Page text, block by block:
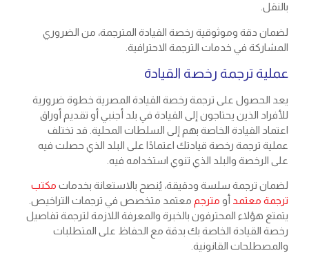
بالنقل.
لضمان دقة وموثوقية رخصة القيادة المترجمة، من الضروري
المشاركة في خدمات الترجمة الاحترافية.
عملية ترجمة رخصة القيادة
يعد الحصول على ترجمة رخصة القيادة المصرية خطوة ضرورية
للأفراد الذين يحتاجون إلى القيادة في بلد أجنبي أو تقديم أوراق
اعتماد القيادة الخاصة بهم إلى السلطات المحلية. قد تختلف
عملية ترجمة رخصة قيادتك اعتمادًا على البلد الذي حصلت فيه
على الرخصة والبلد الذي تنوي استخدامه فيه.
لضمان ترجمة سلسة ودقيقة، يُنصح بالاستعانة بخدمات مكتب
ترجمة معتمد أو مترجم معتمد متخصص في ترجمات التراخيص.
يتمتع هؤلاء المحترفون بالخبرة والمعرفة اللازمة لترجمة تفاصيل
رخصة القيادة الخاصة بك بدقة مع الحفاظ على المتطلبات
والمصطلحات القانونية.